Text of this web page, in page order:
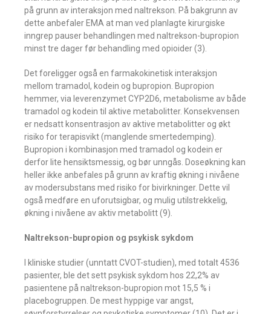
på grunn av interaksjon med naltrekson. På bakgrunn av
dette anbefaler EMA at man ved planlagte kirurgiske
inngrep pauser behandlingen med naltrekson-bupropion
minst tre dager før behandling med opioider (3).
Det foreligger også en farmakokinetisk interaksjon
mellom tramadol, kodein og bupropion. Bupropion
hemmer, via leverenzymet CYP2D6, metabolisme av både
tramadol og kodein til aktive metabolitter. Konsekvensen
er nedsatt konsentrasjon av aktive metabolitter og økt
risiko for terapisvikt (manglende smertedemping).
Bupropion i kombinasjon med tramadol og kodein er
derfor lite hensiktsmessig, og bør unngås. Doseøkning kan
heller ikke anbefales på grunn av kraftig økning i nivåene
av modersubstans med risiko for bivirkninger. Dette vil
også medføre en uforutsigbar, og mulig utilstrekkelig,
økning i nivåene av aktiv metabolitt (9).
Naltrekson-bupropion og psykisk sykdom
I kliniske studier (unntatt CVOT-studien), med totalt 4536
pasienter, ble det sett psykisk sykdom hos 22,2% av
pasientene på naltrekson-bupropion mot 15,5 % i
placebogruppen. De mest hyppige var angst,